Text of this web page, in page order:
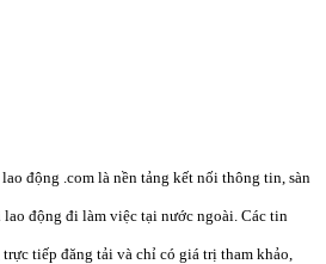
động .com là nền tảng kết nối thông tin, sàn
động đi làm việc tại nước ngoài. Các tin
tiếp đăng tải và chỉ có giá trị tham khảo,